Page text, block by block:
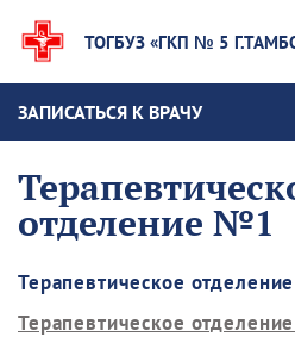
ТОГБУЗ «ГКП № 5
ЗАПИСАТЬСЯ К ВРАЧУ
отделение №1
Терапевтическое
Терапевтическое